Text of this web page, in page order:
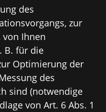
des
zur
Ihnen
B. für die
Optimierung der
des
sind (notwendige
von Art. 6 Abs. 1